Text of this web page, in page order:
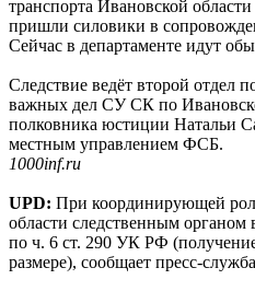
транспорта Ивановской
пришли силовики в
Сейчас в департаменте идут
Следствие ведёт второй отдел
важных дел СУ СК по
полковника юстиции Натальи
местным управлением ФСБ.
1000inf.ru
UPD: При координирующей
области следственным органом
по ч. 6 ст. 290 УК РФ
размере), сообщает пресс-